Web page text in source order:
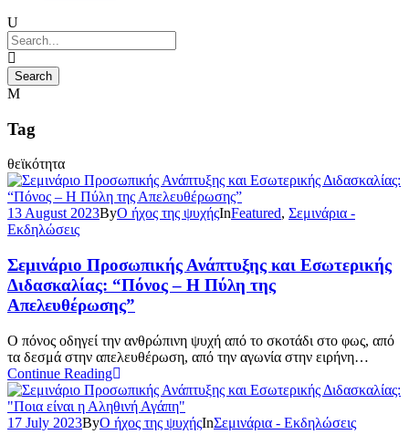
Tag
θεϊκότητα
13 August 2023ByΟ ήχος της ψυχήςInFeatured, Σεμινάρια -
Εκδηλώσεις
Σεμινάριο Προσωπικής Ανάπτυξης και Εσωτερικής
Διδασκαλίας: “Πόνος – Η Πύλη της
Απελευθέρωσης”
Ο πόνος οδηγεί την ανθρώπινη ψυχή από το σκοτάδι στο φως, από
τα δεσμά στην απελευθέρωση, από την αγωνία στην ειρήνη…
Continue Reading
17 July 2023ByΟ ήχος της ψυχήςInΣεμινάρια - Εκδηλώσεις